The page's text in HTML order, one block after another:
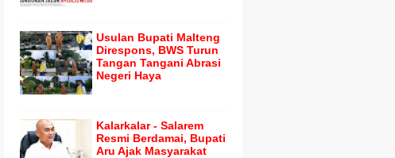
Usulan Bupati Malteng
Direspons, BWS Turun
Tangan Tangani Abrasi
Negeri Haya
Kalarkalar - Salarem
Resmi Berdamai, Bupati
Aru Ajak Masyarakat